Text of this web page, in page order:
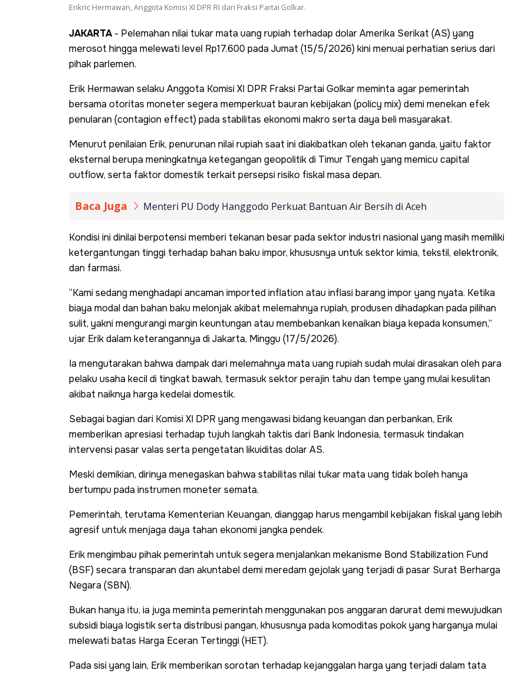
Erikric Hermawan, Anggota Komisi XI DPR RI dari Fraksi Partai Golkar.
JAKARTA- Pelemahan nilai tukar mata uang rupiah terhadap dolar Amerika Serikat (AS) yang
merosot hingga melewati level Rp17.600 pada Jumat (15/5/2026) kini menuai perhatian serius dari
pihak parlemen.
Erik Hermawan selaku Anggota Komisi XI DPR Fraksi Partai Golkar meminta agar pemerintah
bersama otoritas moneter segera memperkuat bauran kebijakan (policy mix) demi menekan efek
penularan (contagion effect) pada stabilitas ekonomi makro serta daya beli masyarakat.
Menurut penilaian Erik, penurunan nilai rupiah saat ini diakibatkan oleh tekanan ganda, yaitu faktor
eksternal berupa meningkatnya ketegangan geopolitik di Timur Tengah yang memicu capital
outflow, serta faktor domestik terkait persepsi risiko fiskal masa depan.
Baca Juga Menteri PU Dody Hanggodo Perkuat Bantuan Air Bersih di Aceh
Kondisi ini dinilai berpotensi memberi tekanan besar pada sektor industri nasional yang masih memiliki
ketergantungan tinggi terhadap bahan baku impor, khususnya untuk sektor kimia, tekstil, elektronik,
dan farmasi.
“Kami sedang menghadapi ancaman imported inflation atau inflasi barang impor yang nyata. Ketika
biaya modal dan bahan baku melonjak akibat melemahnya rupiah, produsen dihadapkan pada pilihan
sulit, yakni mengurangi margin keuntungan atau membebankan kenaikan biaya kepada konsumen,”
ujar Erik dalam keterangannya di Jakarta, Minggu (17/5/2026).
Ia mengutarakan bahwa dampak dari melemahnya mata uang rupiah sudah mulai dirasakan oleh para
pelaku usaha kecil di tingkat bawah, termasuk sektor perajin tahu dan tempe yang mulai kesulitan
akibat naiknya harga kedelai domestik.
Sebagai bagian dari Komisi XI DPR yang mengawasi bidang keuangan dan perbankan, Erik
memberikan apresiasi terhadap tujuh langkah taktis dari Bank Indonesia, termasuk tindakan
intervensi pasar valas serta pengetatan likuiditas dolar AS.
Meski demikian, dirinya menegaskan bahwa stabilitas nilai tukar mata uang tidak boleh hanya
bertumpu pada instrumen moneter semata.
Pemerintah, terutama Kementerian Keuangan, dianggap harus mengambil kebijakan fiskal yang lebih
agresif untuk menjaga daya tahan ekonomi jangka pendek.
Erik mengimbau pihak pemerintah untuk segera menjalankan mekanisme Bond Stabilization Fund
(BSF) secara transparan dan akuntabel demi meredam gejolak yang terjadi di pasar Surat Berharga
Negara (SBN).
Bukan hanya itu, ia juga meminta pemerintah menggunakan pos anggaran darurat demi mewujudkan
subsidi biaya logistik serta distribusi pangan, khususnya pada komoditas pokok yang harganya mulai
melewati batas Harga Eceran Tertinggi (HET).
Pada sisi yang lain, Erik memberikan sorotan terhadap kejanggalan harga yang terjadi dalam tata